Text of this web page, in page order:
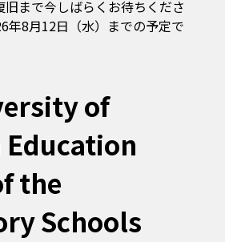
まで今しばらくお待ちくださ
年8月12日（水）までの予定で
of
the
Schools